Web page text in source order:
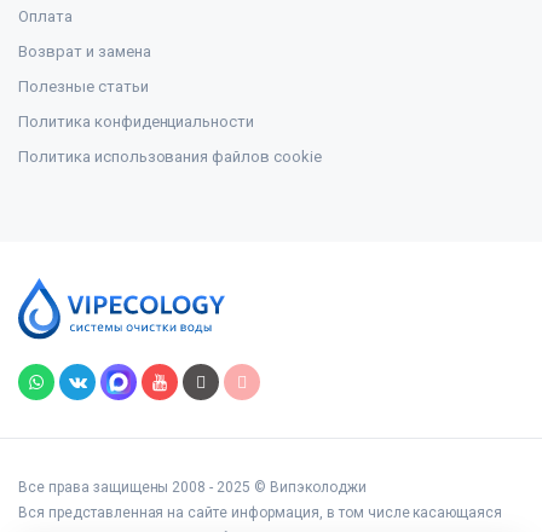
Оплата
Возврат и замена
Полезные статьи
Политика конфиденциальности
Политика использования файлов cookie
Все права защищены 2008 - 2025 © Випэколоджи
Вся представленная на сайте информация, в том числе касающаяся